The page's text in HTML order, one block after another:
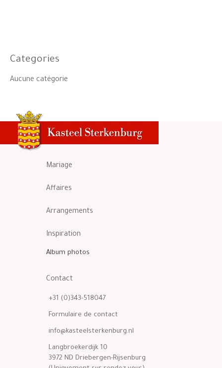
Categories
Aucune catégorie
Mariage
Affaires
Arrangements
Inspiration
Album photos
Contact
+31 (0)343-518047
Formulaire de contact
info@kasteelsterkenburg.nl
Langbroekerdijk 10
3972 ND Driebergen-Rijsenburg